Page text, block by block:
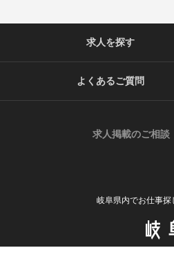
岐阜県内でお仕事
求人を探す
よくあるご質問
求人掲載のご相談